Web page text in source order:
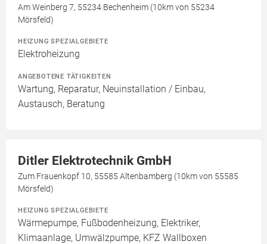
Am Weinberg 7, 55234 Bechenheim (10km von 55234
Mörsfeld)
HEIZUNG SPEZIALGEBIETE
Elektroheizung
ANGEBOTENE TÄTIGKEITEN
Wartung, Reparatur, Neuinstallation / Einbau,
Austausch, Beratung
Ditler Elektrotechnik GmbH
Zum Frauenkopf 10, 55585 Altenbamberg (10km von 55585
Mörsfeld)
HEIZUNG SPEZIALGEBIETE
Wärmepumpe, Fußbodenheizung, Elektriker,
Klimaanlage, Umwälzpumpe, KFZ Wallboxen